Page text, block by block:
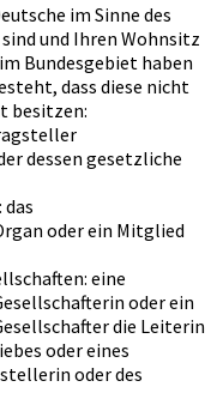
im Sinne des
und Ihren Wohnsitz
Bundesgebiet haben
dass diese nicht
besitzen:
dessen gesetzliche
oder ein Mitglied
eine
oder ein
die Leiterin
oder eines
oder des